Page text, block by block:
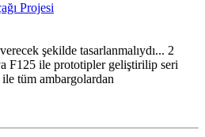
Projesi
şekilde tasarlanmalıydı... 2
F125 ile prototipler geliştirilip seri
tüm ambargolardan